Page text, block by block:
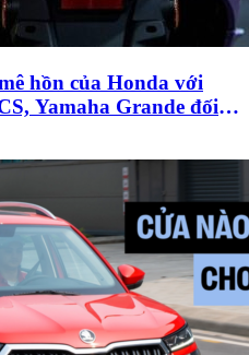
hồn của Honda với
Yamaha Grande đối